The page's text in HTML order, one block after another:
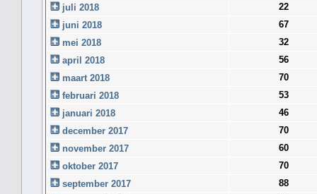
juli 2018
22
juni 2018
67
mei 2018
32
april 2018
56
maart 2018
70
februari 2018
53
januari 2018
46
december 2017
70
november 2017
60
oktober 2017
70
september 2017
88